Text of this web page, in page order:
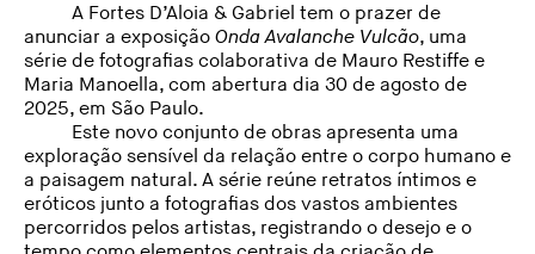
A Fortes D’Aloia & Gabriel tem o prazer de
anunciar a exposição Onda Avalanche Vulcão, uma
série de fotografias colaborativa de Mauro Restiffe e
Maria Manoella, com abertura dia 30 de agosto de
2025, em São Paulo.
Este novo conjunto de obras apresenta uma
exploração sensível da relação entre o corpo humano e
a paisagem natural. A série reúne retratos íntimos e
eróticos junto a fotografias dos vastos ambientes
percorridos pelos artistas, registrando o desejo e o